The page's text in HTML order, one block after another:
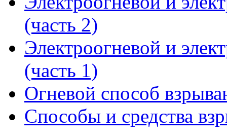
(часть 2)
Электроогневой и
(часть 1)
Огневой способ
Способы и средства